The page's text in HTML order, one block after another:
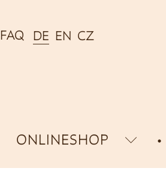
FAQ DE EN CZ
ONLINESHOP